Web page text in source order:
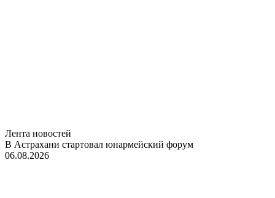
Лента новостей
В Астрахани стартовал юнармейский форум
06.08.2026